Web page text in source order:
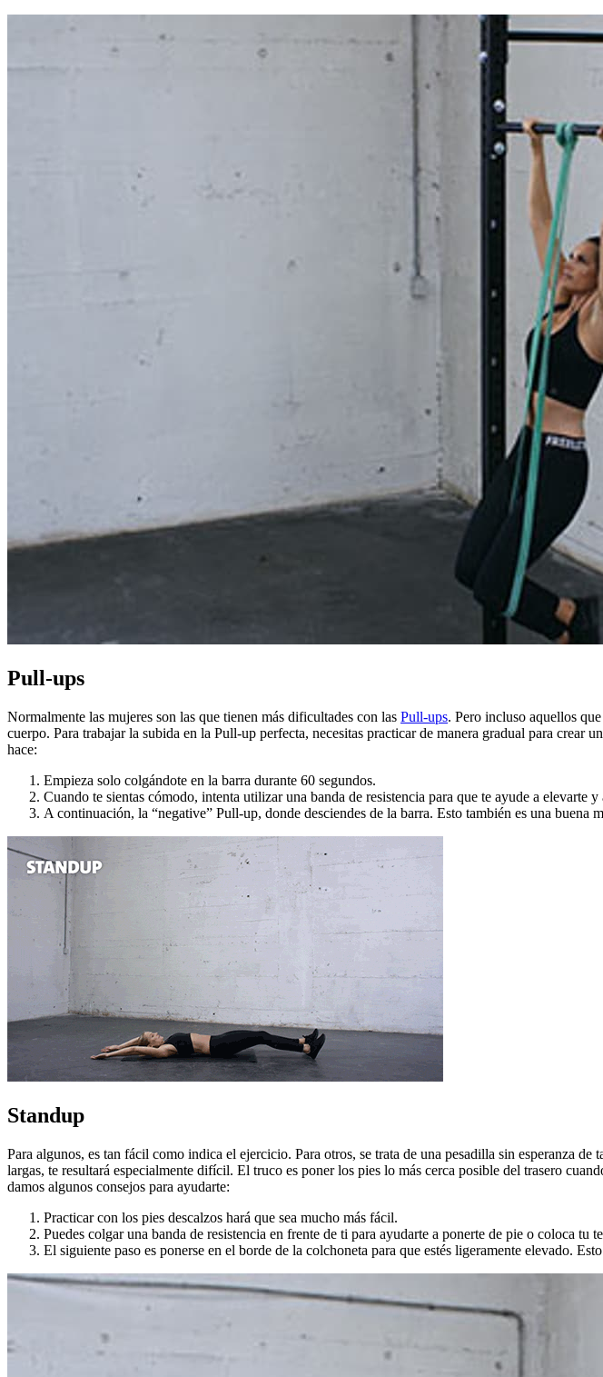
Pull-ups
Normalmente las mujeres son las que tienen más dificultades con las Pull-ups. Pero incluso aquellos
cuerpo. Para trabajar la subida en la Pull-up perfecta, necesitas practicar de manera gradual para crear
hace:
Empieza solo colgándote en la barra durante 60 segundos.
Cuando te sientas cómodo, intenta utilizar una banda de resistencia para que te ayude a elevarte y
A continuación, la “negative” Pull-up, donde desciendes de la barra. Esto también es una buena
Standup
Para algunos, es tan fácil como indica el ejercicio. Para otros, se trata de una pesadilla sin esperanza
largas, te resultará especialmente difícil. El truco es poner los pies lo más cerca posible del trasero
damos algunos consejos para ayudarte:
Practicar con los pies descalzos hará que sea mucho más fácil.
Puedes colgar una banda de resistencia en frente de ti para ayudarte a ponerte de pie o coloca
El siguiente paso es ponerse en el borde de la colchoneta para que estés ligeramente elevado.